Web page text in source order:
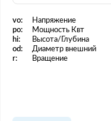
vo: Напряжение
po:
Мощность Квт
hi:
Высота/Глубина
od:
Диаметр внешний
r:
Вращение